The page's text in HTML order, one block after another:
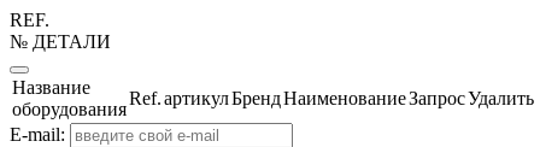
REF.
№ ДЕТАЛИ
Название
оборудования
Ref.артикулБрендНаименованиеЗапросУдалить
E-mail: